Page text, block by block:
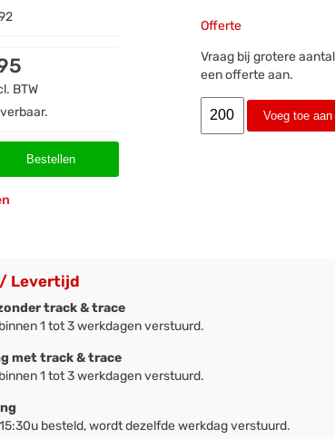
BTW
Bestellen
Offerte
Vraag bij grotere
een offerte aan.
Voeg toe
Levertijd
track & trace
1 tot 3 werkdagen verstuurd.
met track & trace
1 tot 3 werkdagen verstuurd.
besteld, wordt dezelfde werkdag verstuurd.